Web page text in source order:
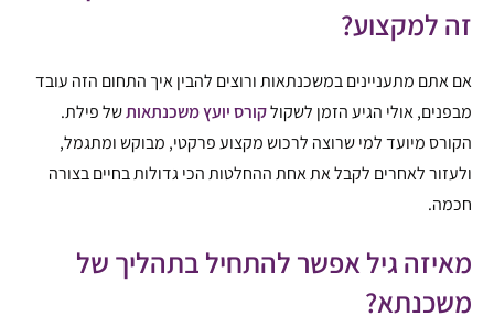
זה למקצוע?
אם אתם מתעניינים במשכנתאות ורוצים להבין איך התחום הזה עובד
מבפנים, אולי הגיע הזמן לשקולקורס יועץ משכנתאותשל פילת.
הקורס מיועד למי שרוצה לרכוש מקצוע פרקטי, מבוקש ומתגמל,
ולעזור לאחרים לקבל את אחת ההחלטות הכי גדולות בחיים בצורה
חכמה.
מאיזה גיל אפשר להתחיל בתהליך של
משכנתא?